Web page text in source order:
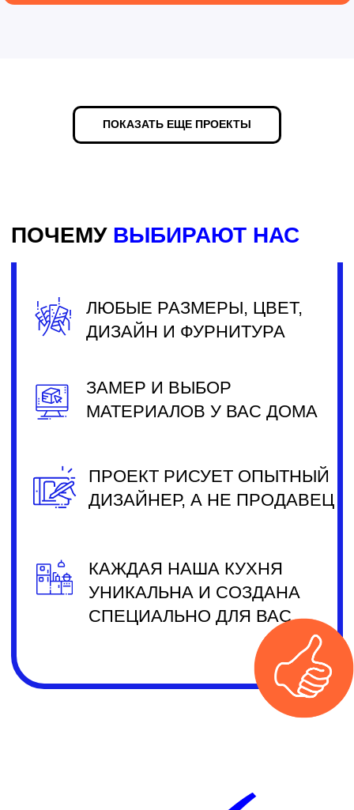
ПОКАЗАТЬ ЕЩЕ ПРОЕКТЫ
звук, мы успеем к переезду в новый
дом или окончанию ремонта!
сразу узнаете стоимость без
ОТЗЫВЫ ОНАШЕЙ РАБОТЕ